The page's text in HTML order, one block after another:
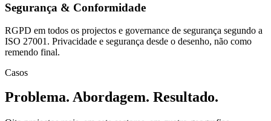
Segurança & Conformidade
RGPD em todos os projectos e governance de segurança segundo a
ISO 27001. Privacidade e segurança desde o desenho, não como
remendo final.
Casos
Problema. Abordagem. Resultado.